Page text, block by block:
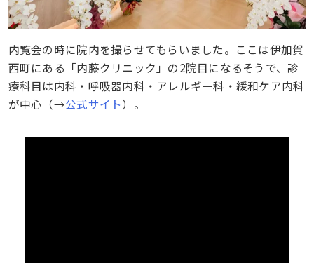
内覧会の時に院内を撮らせてもらいました。ここは伊加賀
西町にある「内藤クリニック」の2院目になるそうで、診
療科目は内科・呼吸器内科・アレルギー科・緩和ケア内科
が中心（→公式サイト）。